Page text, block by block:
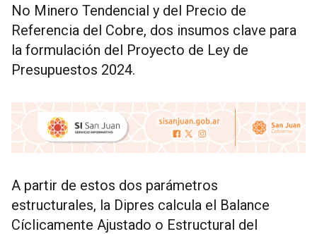
No Minero Tendencial y del Precio de
Referencia del Cobre, dos insumos clave para
la formulación del Proyecto de Ley de
Presupuestos 2024.
A partir de estos dos parámetros
estructurales, la Dipres calcula el Balance
Cíclicamente Ajustado o Estructural del